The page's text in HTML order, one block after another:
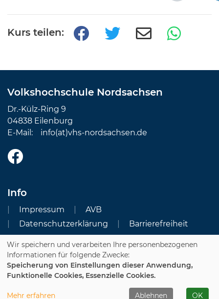
Kurs teilen:
Volkshochschule Nordsachsen
Dr.-Külz-Ring 9
04838 Eilenburg
E-Mail: info(at)vhs-nordsachsen.de
Info
Impressum
AVB
Datenschutzerklärung
Barrierefreiheit
Cookie Einstellungen
Dozenten-Login
Wir speichern und verarbeiten Ihre personenbezogenen
Informationen für folgende Zwecke:
Speicherung von Einstellungen dieser Anwendung,
Funktionelle Cookies, Essenzielle Cookies.
Mehr erfahren Ablehnen OK